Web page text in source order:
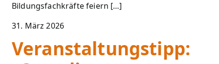
Bildungsfachkräfte feiern […]
31. März 2026
Veranstaltungstipp: